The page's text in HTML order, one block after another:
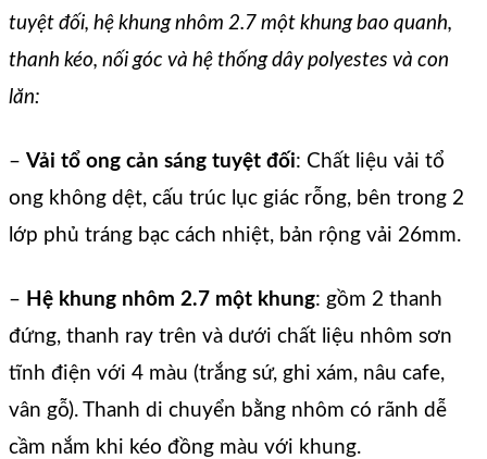
tuyệt đối, hệ khung nhôm 2.7 một khung bao quanh,
thanh kéo, nối góc và hệ thống dây polyestes và con
lăn:
– Vải tổ ong cản sáng tuyệt đối: Chất liệu vải tổ
ong không dệt, cấu trúc lục giác rỗng, bên trong 2
lớp phủ tráng bạc cách nhiệt, bản rộng vải 26mm.
– Hệ khung nhôm 2.7 một khung: gồm 2 thanh
đứng, thanh ray trên và dưới chất liệu nhôm sơn
tĩnh điện với 4 màu (trắng sứ, ghi xám, nâu cafe,
vân gỗ). Thanh di chuyển bằng nhôm có rãnh dễ
cầm nắm khi kéo đồng màu với khung.